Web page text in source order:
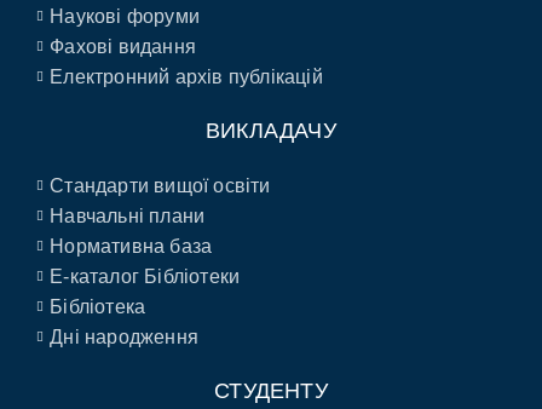
Наукові форуми
Фахові видання
Електронний архів публікацій
ВИКЛАДАЧУ
Стандарти вищої освіти
Навчальні плани
Нормативна база
E-каталог Бібліотеки
Бібліотека
Дні народження
СТУДЕНТУ